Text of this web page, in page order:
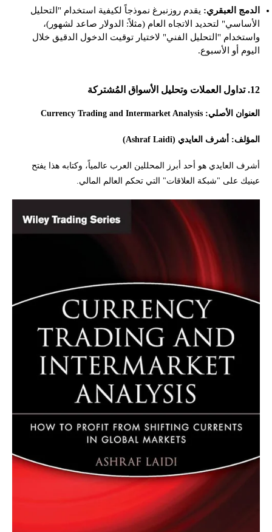
الدمج العبقري: يقدم روزنبرغ نموذجاً لكيفية استخدام "التحليل
الأساسي" لتحديد الاتجاه العام (مثلاً: الدولار صاعد لشهور)،
واستخدام "التحليل الفني" لاختيار توقيت الدخول الدقيق خلال
اليوم أو الأسبوع.
12. تداول العملات وتحليل الأسواق المُشتركة
العنوان الأصلي: Currency Trading and Intermarket Analysis
المؤلف: أشرف العايدي (Ashraf Laidi)
أشرف العايدي هو أحد أبرز المحللين العرب عالمياً، وكتابه هذا يفتح
عينيك على "شبكة العلاقات" التي تحكم العالم المالي.